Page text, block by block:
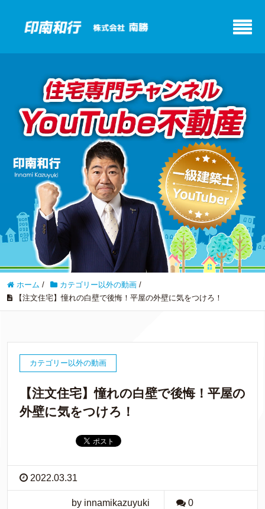
ホーム / カテゴリー以外の動画 /
【注文住宅】憧れの白壁で後悔！平屋の外壁に気をつけろ！
カテゴリー以外の動画
【注文住宅】憧れの白壁で後悔！平屋の
外壁に気をつけろ！
2022.03.31
by innamikazuyuki 0